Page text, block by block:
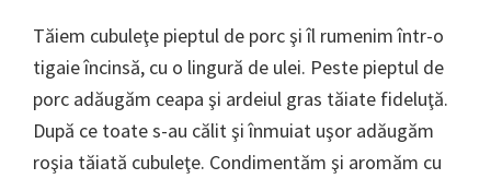
Tăiem cubuleţe pieptul de porc şi îl rumenim într-o
tigaie încinsă, cu o lingură de ulei. Peste pieptul de
porc adăugăm ceapa şi ardeiul gras tăiate fideluţă.
După ce toate s-au călit şi înmuiat uşor adăugăm
roşia tăiată cubuleţe. Condimentăm şi aromăm cu